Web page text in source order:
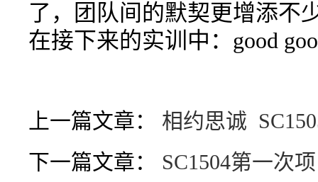
了，团队间的默契更增添不
在接下来的实训中：good
上一篇文章： 相约思诚
下一篇文章： SC1504第一次